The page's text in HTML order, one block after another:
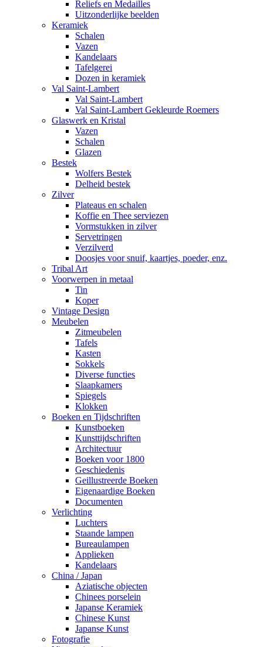
Reliefs en Medailles
Uitzonderlijke beelden
Keramiek
Schalen
Vazen
Kandelaars
Tafelgerei
Dozen in keramiek
Val Saint-Lambert
Val Saint-Lambert
Val Saint-Lambert Gekleurde Roemers
Glaswerk en Kristal
Vazen
Schalen
Glazen
Bestek
Wolfers Bestek
Delheid bestek
Zilver
Plateaus en schalen
Koffie en Thee serviezen
Vormstukken in zilver
Servetringen
Verzilverd
Doosjes voor snuif, kaartjes, poeder, enz.
Tribal Art
Voorwerpen in metaal
Tin
Koper
Vintage Design
Meubelen
Zitmeubelen
Tafels
Kasten
Sokkels
Diverse functies
Slaapkamers
Spiegels
Klokken
Boeken en Tijdschriften
Kunstboeken
Kunsttijdschriften
Architectuur
Boeken voor 1800
Geschiedenis
Geillustreerde Boeken
Eigenaardige Boeken
Documenten
Verlichting
Luchters
Staande lampen
Bureaulampen
Applieken
Kandelaars
China / Japan
Aziatische objecten
Chinees porselein
Japanse Keramiek
Chinese Kunst
Japanse Kunst
Fotografie